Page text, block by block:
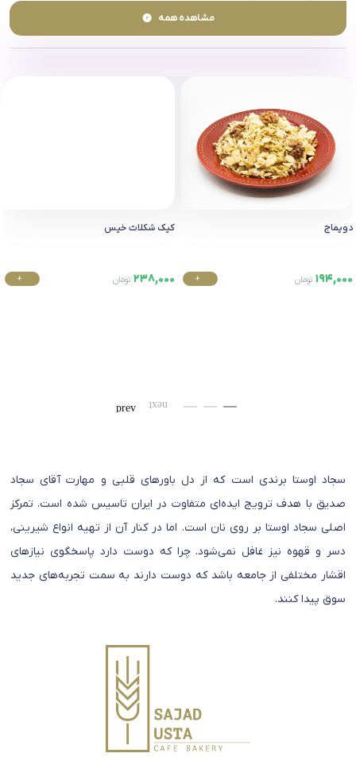
مشاهده همه
دویماج
194,000 تومان
+
کیک شکلات خیس
238,000 تومان
+
سجاد اوستا برندی است که از دل باورهای قلبی و مهارت آقای سجاد
صدیق با هدف ترویج ایده‌ای متفاوت در ایران تاسیس شده است. تمرکز
اصلی سجاد اوستا بر روی نان است. اما در کنار آن از تهیه انواع شیرینی،
دسر و قهوه نیز غافل نمی‌شود. چرا که دوست دارد پاسخگوی نیازهای
اقشار مختلفی از جامعه باشد که دوست دارند به سمت تجربه‌های جدید
سوق پیدا کنند.